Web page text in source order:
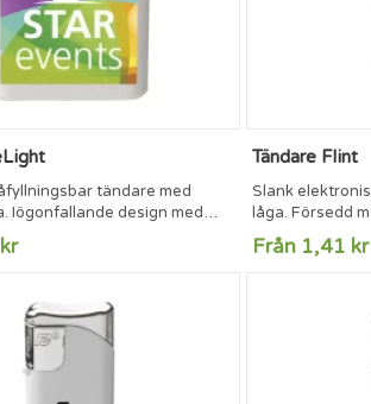
tändare med
Iögonfallande design med
Försedd med barnlås. TÜV-
Tändare Flint
Slank
låga. Försedd
Från 1,41 kr